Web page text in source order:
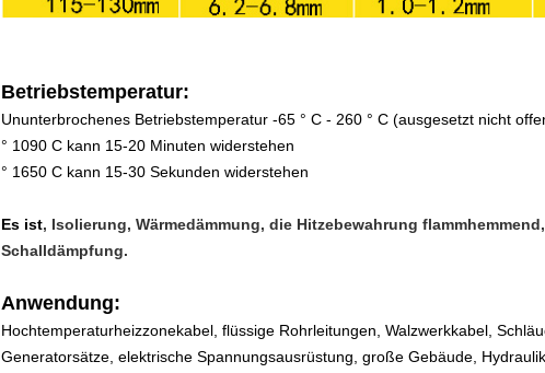
Betriebstemperatur:
Ununterbrochenes Betriebstemperatur -65 ° C - 260 ° C (ausgesetzt nicht
° 1090 C kann 15-20 Minuten widerstehen
° 1650 C kann 15-30 Sekunden widerstehen
Es ist, Isolierung, Wärmedämmung, die Hitzebewahrung
Schalldämpfung.
Anwendung:
Hochtemperaturheizzonekabel, flüssige Rohrleitungen, Walzwerkkabel,
Generatorsätze, elektrische Spannungsausrüstung, große Gebäude,